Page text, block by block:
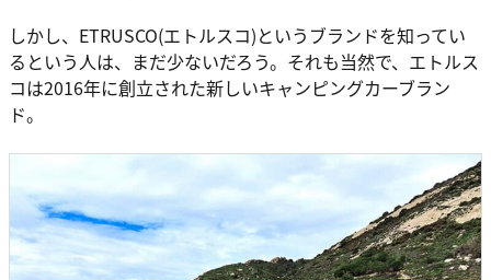
しかし、ETRUSCO(エトルスコ)というブランドを知ってい
るという人は、まだ少ないだろう。それも当然で、エトルス
コは2016年に創立された新しいキャンピングカーブラン
ド。